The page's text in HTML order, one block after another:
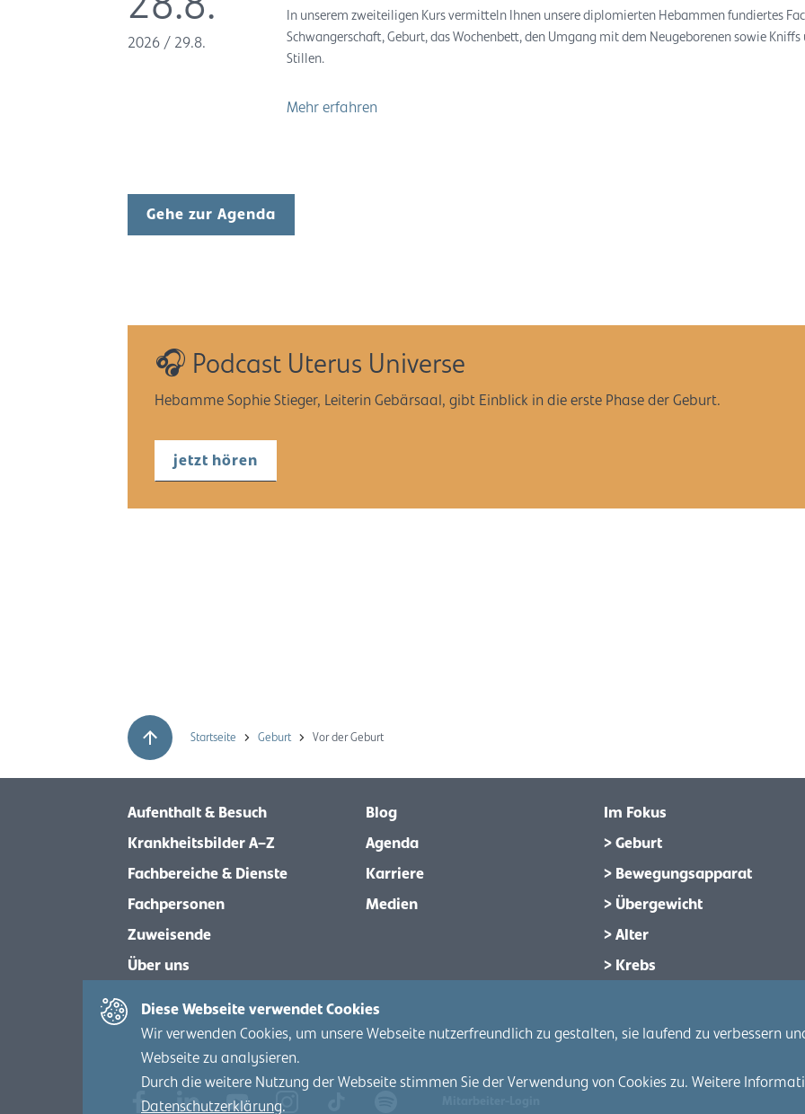
2026 / 29.8.
In unserem zweiteiligen Kurs vermitteln Ihnen unsere diplomierten Hebammen fundiertes
Schwangerschaft, Geburt, das Wochenbett, den Umgang mit dem Neugeborenen sowie Kniffs
Stillen.
Mehr erfahren
Gehe zur Agenda
🎧 Podcast Uterus Universe
Hebamme Sophie Stieger, Leiterin Gebärsaal, gibt Einblick in die erste Phase der Geburt.
jetzt hören
Diese Webseite verwendet Cookies
Wir verwenden Cookies, um unsere Webseite nutzerfreundlich zu gestalten, sie laufend zu verbessern
Webseite zu analysieren.
Durch die weitere Nutzung der Webseite stimmen Sie der Verwendung von Cookies zu. Weitere
Datenschutzerklärung.
Startseite Geburt Vor der Geburt
Aufenthalt & Besuch
Krankheitsbilder A–Z
Fachbereiche & Dienste
Fachpersonen
Zuweisende
Über uns
Blog
Agenda
Karriere
Medien
Im Fokus
> Geburt
> Bewegungsapparat
> Übergewicht
> Alter
> Krebs